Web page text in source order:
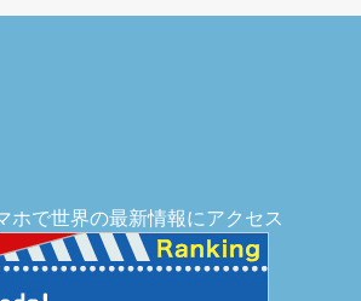
ホで世界の最新情報にアクセス